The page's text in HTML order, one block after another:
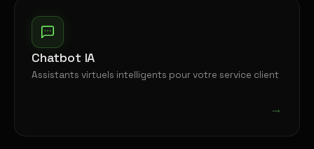
Chatbot IA
Assistants virtuels intelligents pour votre service client
→